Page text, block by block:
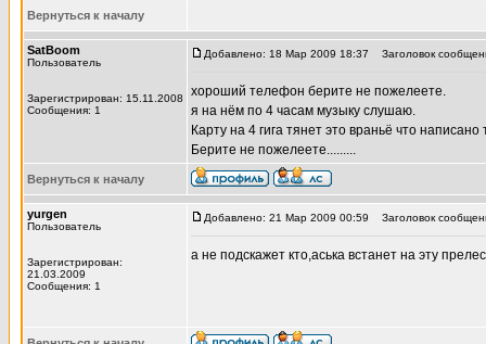
Вернуться к началу
SatBoom
Пользователь
Зарегистрирован: 15.11.2008
Сообщения: 1
Добавлено: 18 Мар 2009 18:37 Заголовок
хороший телефон берите не пожелеете.
я на нём по 4 часам музыку слушаю.
Карту на 4 гига тянет это враньё что
Берите не пожелеете.........
Вернуться к началу
yurgen
Пользователь
Зарегистрирован:
21.03.2009
Сообщения: 1
Добавлено: 21 Мар 2009 00:59 Заголовок
а не подскажет кто,аська встанет на эту